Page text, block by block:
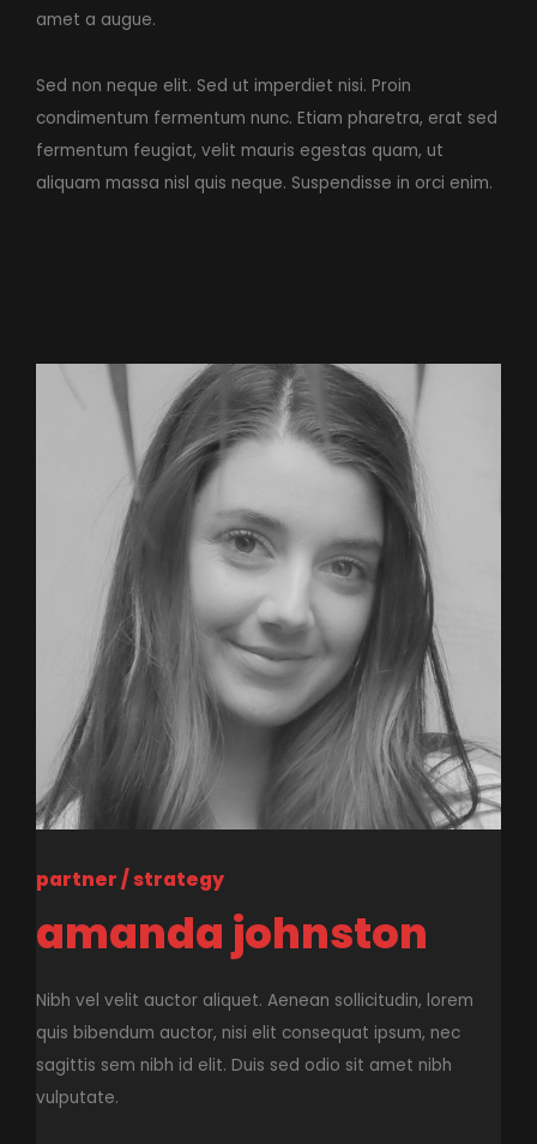
amet a augue.
Sed non neque elit. Sed ut imperdiet nisi. Proin
condimentum fermentum nunc. Etiam pharetra, erat sed
fermentum feugiat, velit mauris egestas quam, ut
aliquam massa nisl quis neque. Suspendisse in orci enim.
partner / strategy
amanda johnston
Nibh vel velit auctor aliquet. Aenean sollicitudin, lorem
quis bibendum auctor, nisi elit consequat ipsum, nec
sagittis sem nibh id elit. Duis sed odio sit amet nibh
vulputate.